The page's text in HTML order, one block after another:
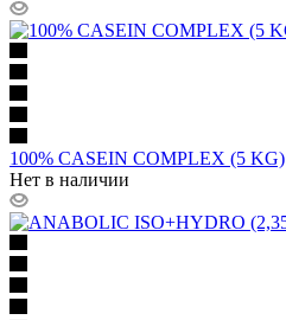
100% CASEIN COMPLEX (5 KG)
Нет в наличии